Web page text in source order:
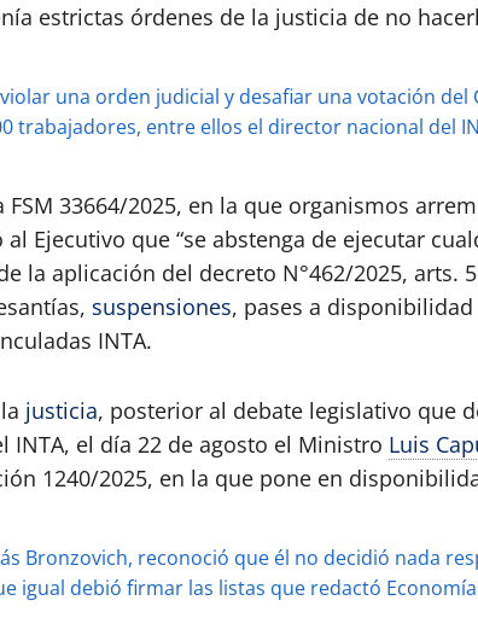
estrictas órdenes de la justicia de no
una orden judicial y desafiar una votación del
trabajadores, entre ellos el director nacional del
FSM 33664/2025, en la que organismos
Ejecutivo que “se abstenga de ejecutar
la aplicación del decreto N°462/2025, arts.
suspensiones, pases a
INTA.
justicia, posterior al debate legislativo que
INTA, el día 22 de agosto el Ministro Luis
1240/2025, en la que pone en
Bronzovich, reconoció que él no decidió nada
igual debió firmar las listas que redactó Economía